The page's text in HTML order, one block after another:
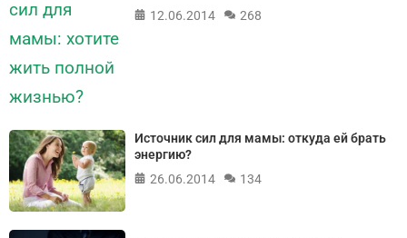
12.06.2014
268
Источник сил для мамы: откуда ей брать
энергию?
26.06.2014
134